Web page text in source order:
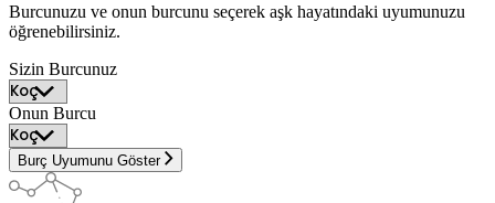
Burcunuzu ve onun burcunu seçerek aşk hayatındaki uyumunuzu
öğrenebilirsiniz.
Sizin Burcunuz
Onun Burcu
Burç Uyumunu Göster